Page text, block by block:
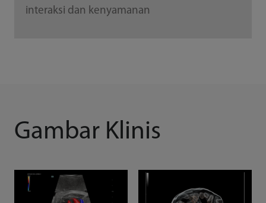
interaksi dan kenyamanan
Gambar Klinis